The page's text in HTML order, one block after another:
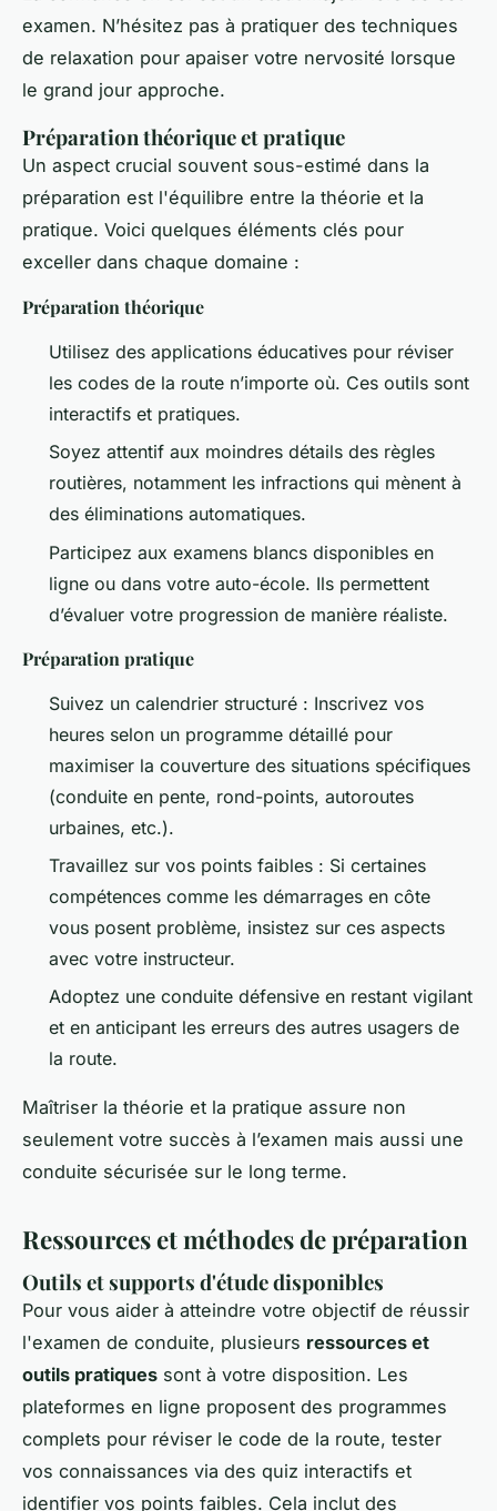
examen. N’hésitez pas à pratiquer des techniques
de relaxation pour apaiser votre nervosité lorsque
le grand jour approche.
Préparation théorique et pratique
Un aspect crucial souvent sous-estimé dans la
préparation est l'équilibre entre la théorie et la
pratique. Voici quelques éléments clés pour
exceller dans chaque domaine :
Préparation théorique
Utilisez des applications éducatives pour réviser
les codes de la route n’importe où. Ces outils sont
interactifs et pratiques.
Soyez attentif aux moindres détails des règles
routières, notamment les infractions qui mènent à
des éliminations automatiques.
Participez aux examens blancs disponibles en
ligne ou dans votre auto-école. Ils permettent
d’évaluer votre progression de manière réaliste.
Préparation pratique
Suivez un calendrier structuré : Inscrivez vos
heures selon un programme détaillé pour
maximiser la couverture des situations spécifiques
(conduite en pente, rond-points, autoroutes
urbaines, etc.).
Travaillez sur vos points faibles : Si certaines
compétences comme les démarrages en côte
vous posent problème, insistez sur ces aspects
avec votre instructeur.
Adoptez une conduite défensive en restant vigilant
et en anticipant les erreurs des autres usagers de
la route.
Maîtriser la théorie et la pratique assure non
seulement votre succès à l’examen mais aussi une
conduite sécurisée sur le long terme.
Ressources et méthodes de préparation
Outils et supports d'étude disponibles
Pour vous aider à atteindre votre objectif de réussir
l'examen de conduite, plusieurs ressources et
outils pratiques sont à votre disposition. Les
plateformes en ligne proposent des programmes
complets pour réviser le code de la route, tester
vos connaissances via des quiz interactifs et
identifier vos points faibles. Cela inclut des